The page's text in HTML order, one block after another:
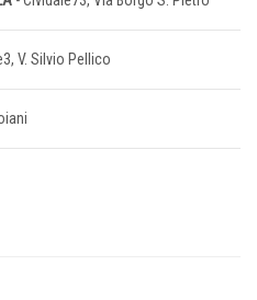
V. Silvio Pellico